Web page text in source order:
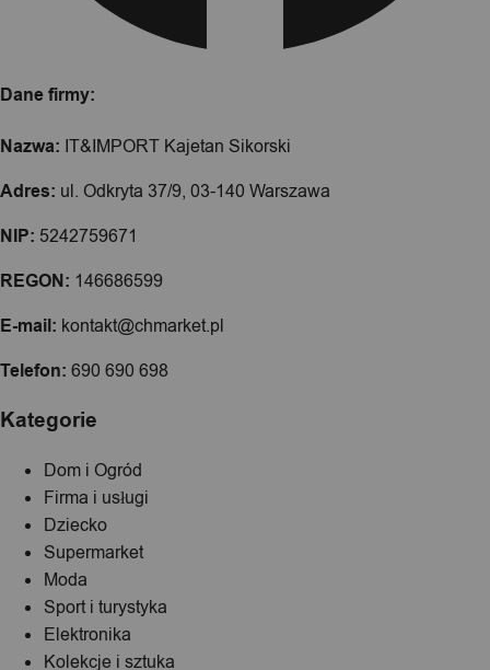
Dane firmy:
Nazwa: IT&IMPORT Kajetan Sikorski
Adres: ul. Odkryta 37/9, 03-140 Warszawa
NIP: 5242759671
REGON: 146686599
E-mail: kontakt@chmarket.pl
Telefon: 690 690 698
Kategorie
Dom i Ogród
Firma i usługi
Dziecko
Supermarket
Moda
Sport i turystyka
Elektronika
Kolekcje i sztuka